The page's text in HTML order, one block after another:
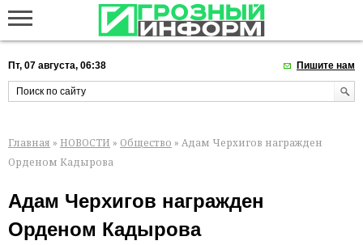
Пт, 07 августа, 06:38 Пишите нам
Главная » НОВОСТИ » Общество » Адам Черхигов награжден
Орденом Кадырова
Адам Черхигов награжден
Орденом Кадырова